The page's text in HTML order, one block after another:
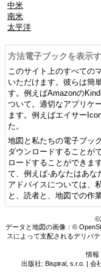
中米
南米
太平洋
方法電子ブックを表示
このサイト上のすべての
いただけます。彼らは簡
す。例えばAmazonの
ついて。適切なアプリケ
ます。例えばエイサー
た。
地図と私たちの電子ブッ
ダウンロードすることが
ロードすることができま
て、例えば-あなたはあな
アドバイスについては、
と、読者と、地図での作業
データと地図の画像：©
スによって支配されるデリバ
情
出版社: Bispiral, s.r.o. | 会